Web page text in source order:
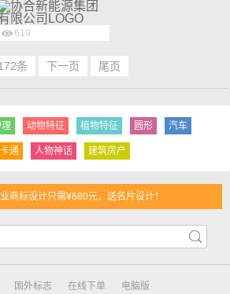
619
条 下一页 尾页
动物特征 植物特征 圆形 汽车
通 人物神话 建筑房产
商标设计只需¥680元，送名片设计！
国外标志 在线下单 电脑版